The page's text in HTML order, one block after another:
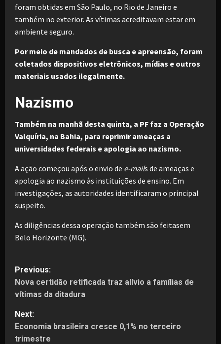
foram obtidas em São Paulo, no Rio de Janeiro e
também no exterior. As vítimas acreditavam estar em
ambiente seguro.
Por meio de mandados de busca e apreensão, foram
coletados dispositivos eletrônicos, mídias e outros
materiais usados ilegalmente.
Nazismo
Também na manhã desta quinta, a PF faz a Operação
Valquíria, na Bahia, para reprimir ameaças a
universidades federais e apologia ao nazismo.
A ação começou após o envio de e-mails de ameaças e
apologia ao nazismo às instituições de ensino. Em
investigações, as autoridades identificaram o principal
suspeito.
As diligências dessa operação também são feitasem
Belo Horizonte (MG).
P
o
s
t
Previous:
Nova certidão retificada traz alívio a famílias de
vítimas da ditadura
Next:
Economia brasileira cresce 0,1% no terceiro
trimestre